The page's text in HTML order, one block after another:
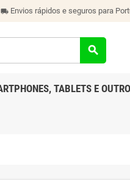
local_shipping Envios rápidos e seguros para
search
TABLETS E